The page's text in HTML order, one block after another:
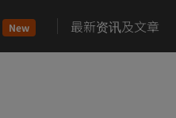
New 最新资讯及文章